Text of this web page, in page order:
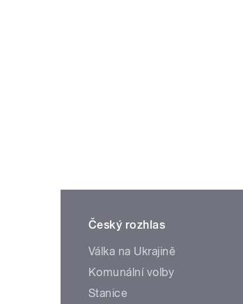
Český rozhlas
Válka na Ukrajině
Komunální volby
Stanice